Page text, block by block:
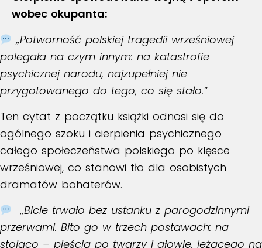
wobec okupanta:
„Potworność polskiej tragedii wrześniowej
polegała na czym innym: na katastrofie
psychicznej narodu, najzupełniej nie
przygotowanego do tego, co się stało.”
Ten cytat z początku książki odnosi się do
ogólnego szoku i cierpienia psychicznego
całego społeczeństwa polskiego po klęsce
wrześniowej, co stanowi tło dla osobistych
dramatów bohaterów.
„Bicie trwało bez ustanku z parogodzinnymi
przerwami. Bito go w trzech postawach: na
stojąco – pięścią po twarzy i głowie, leżącego na